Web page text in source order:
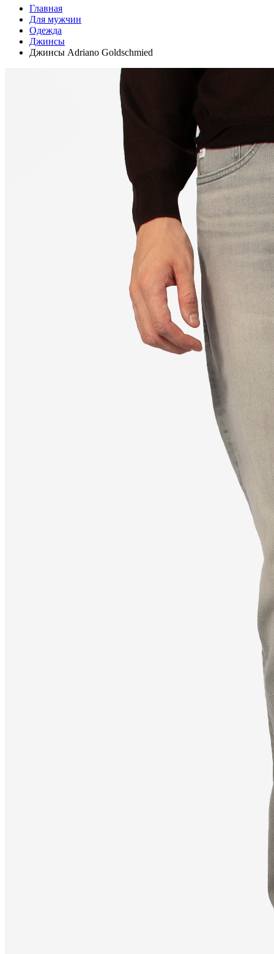
Главная
Для мужчин
Одежда
Джинсы
Джинсы Adriano Goldschmied